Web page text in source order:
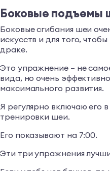
Боковые подъемы
Боковые сгибания шеи
искусств и для того,
драке.
Это упражнение – не
вида, но очень
максимального развития.
Я регулярно включаю его
тренировки шеи.
Его показывают на 7:00.
Эти три упражнения